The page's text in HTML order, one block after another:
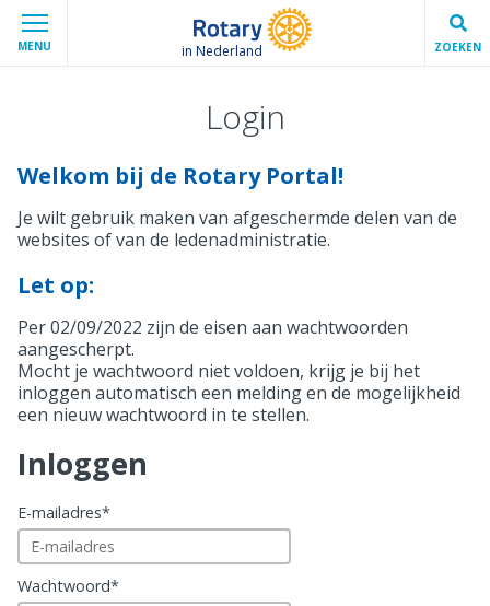
MENU in Nederland ZOEKEN
Login
Welkom bij de Rotary Portal!
Je wilt gebruik maken van afgeschermde delen van de
websites of van de ledenadministratie.
Let op:
Per 02/09/2022 zijn de eisen aan wachtwoorden
aangescherpt.
Mocht je wachtwoord niet voldoen, krijg je bij het
inloggen automatisch een melding en de mogelijkheid
een nieuw wachtwoord in te stellen.
Inloggen
E-mailadres*
Wachtwoord*